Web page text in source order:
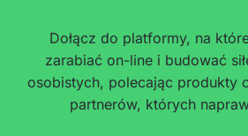
Dołącz do platformy, na
zarabiać on-line i budować
osobistych, polecając produkty
partnerów, których